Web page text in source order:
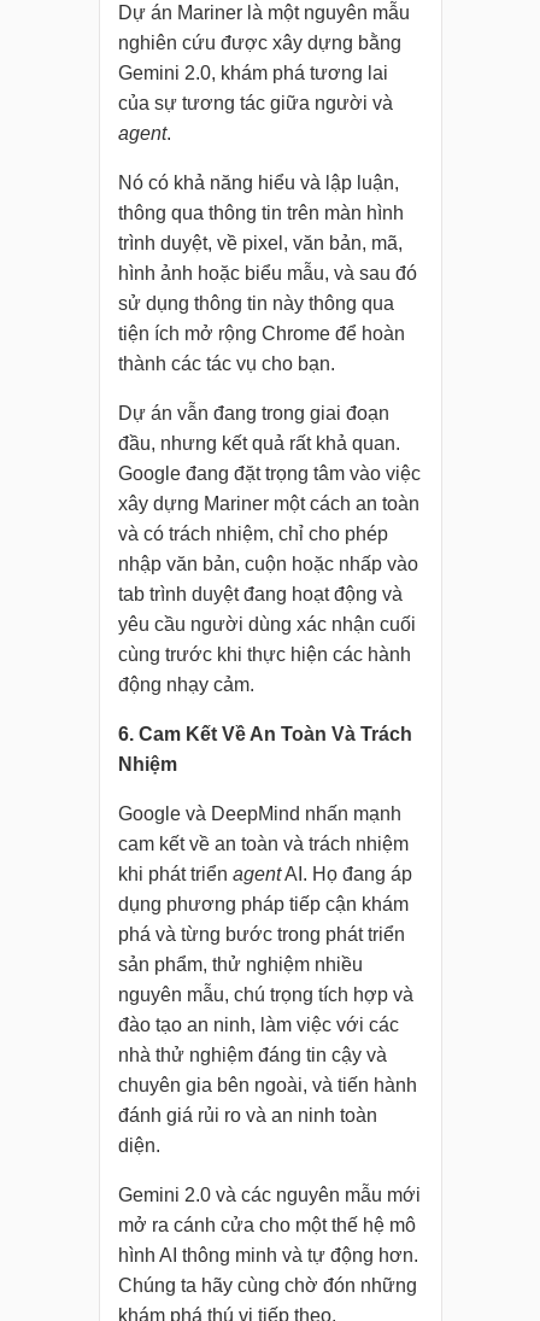
Dự án Mariner là một nguyên mẫu
nghiên cứu được xây dựng bằng
Gemini 2.0, khám phá tương lai
của sự tương tác giữa người và
agent.
Nó có khả năng hiểu và lập luận,
thông qua thông tin trên màn hình
trình duyệt, về pixel, văn bản, mã,
hình ảnh hoặc biểu mẫu, và sau đó
sử dụng thông tin này thông qua
tiện ích mở rộng Chrome để hoàn
thành các tác vụ cho bạn.
Dự án vẫn đang trong giai đoạn
đầu, nhưng kết quả rất khả quan.
Google đang đặt trọng tâm vào việc
xây dựng Mariner một cách an toàn
và có trách nhiệm, chỉ cho phép
nhập văn bản, cuộn hoặc nhấp vào
tab trình duyệt đang hoạt động và
yêu cầu người dùng xác nhận cuối
cùng trước khi thực hiện các hành
động nhạy cảm.
6. Cam Kết Về An Toàn Và Trách
Nhiệm
Google và DeepMind nhấn mạnh
cam kết về an toàn và trách nhiệm
khi phát triển agentAI. Họ đang áp
dụng phương pháp tiếp cận khám
phá và từng bước trong phát triển
sản phẩm, thử nghiệm nhiều
nguyên mẫu, chú trọng tích hợp và
đào tạo an ninh, làm việc với các
nhà thử nghiệm đáng tin cậy và
chuyên gia bên ngoài, và tiến hành
đánh giá rủi ro và an ninh toàn
diện.
Gemini 2.0 và các nguyên mẫu mới
mở ra cánh cửa cho một thế hệ mô
hình AI thông minh và tự động hơn.
Chúng ta hãy cùng chờ đón những
khám phá thú vị tiếp theo.